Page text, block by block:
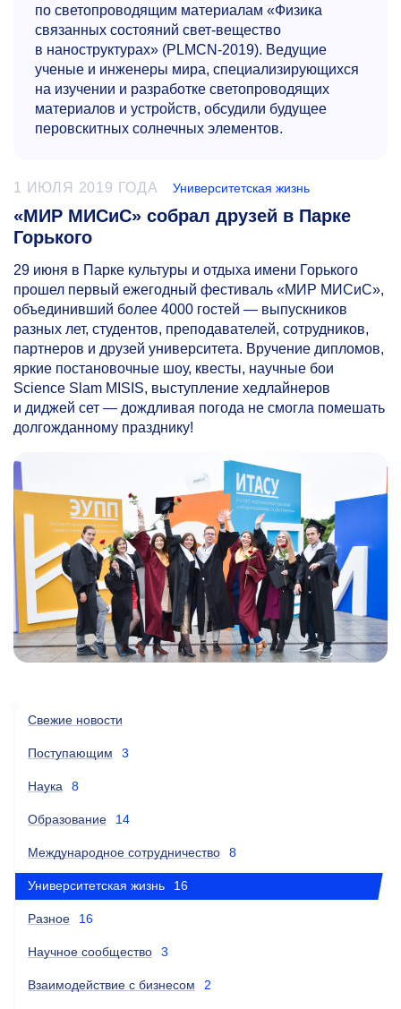
по светопроводящим материалам «Физика
связанных состояний свет-вещество
в наноструктурах» (PLMCN-2019). Ведущие
ученые и инженеры мира, специализирующихся
на изучении и разработке светопроводящих
материалов и устройств, обсудили будущее
перовскитных солнечных элементов.
1 ИЮЛЯ 2019 ГОДА Университетская жизнь
«МИР МИСиС» собрал друзей в Парке
Горького
29 июня в Парке культуры и отдыха имени Горького
прошел первый ежегодный фестиваль «МИР МИСиС»,
объединивший более 4000 гостей — выпускников
разных лет, студентов, преподавателей, сотрудников,
партнеров и друзей университета. Вручение дипломов,
яркие постановочные шоу, квесты, научные бои
Science Slam MISIS, выступление хедлайнеров
и диджей сет — дождливая погода не смогла помешать
долгожданному празднику!
Свежие новости
Поступающим 3
Наука 8
Образование 14
Международное сотрудничество 8
Университетская жизнь 16
Разное 16
Научное сообщество 3
Взаимодействие с бизнесом 2